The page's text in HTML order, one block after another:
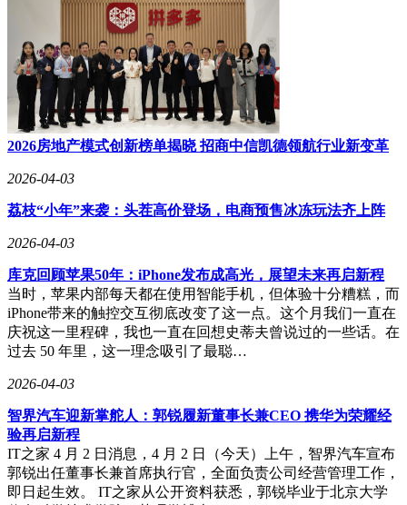
2026房地产模式创新榜单揭晓 招商中信凯德领航行业新变革
2026-04-03
荔枝“小年”来袭：头茬高价登场，电商预售冰冻玩法齐上阵
2026-04-03
库克回顾苹果50年：iPhone发布成高光，展望未来再启新程
当时，苹果内部每天都在使用智能手机，但体验十分糟糕，而
iPhone带来的触控交互彻底改变了这一点。这个月我们一直在
庆祝这一里程碑，我也一直在回想史蒂夫曾说过的一些话。在
过去 50 年里，这一理念吸引了最聪…
2026-04-03
智界汽车迎新掌舵人：郭锐履新董事长兼CEO 携华为荣耀经
验再启新程
IT之家 4 月 2 日消息，4 月 2 日（今天）上午，智界汽车宣布
郭锐出任董事长兼首席执行官，全面负责公司经营管理工作，
即日起生效。 IT之家从公开资料获悉，郭锐毕业于北京大学